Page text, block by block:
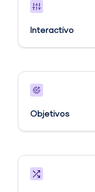
Interactivo
Objetivos​